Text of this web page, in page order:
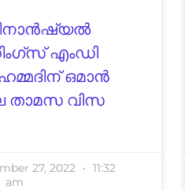
എംഡി
ഒമാൻ
താമസ വിസ
27, 2022
11:32
am